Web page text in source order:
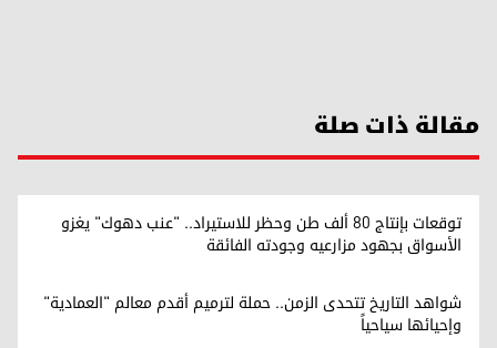
مقالة ذات صلة
توقعات بإنتاج 80 ألف طن وحظر للاستيراد.. "عنب دهوك" يغزو
الأسواق بجهود مزارعيه وجودته الفائقة
شواهد التاريخ تتحدى الزمن.. حملة لترميم أقدم معالم "العمادية"
وإحيائها سياحياً